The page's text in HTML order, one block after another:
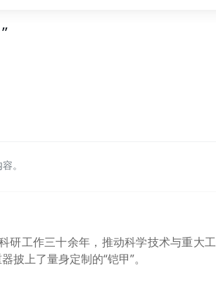
。
研工作三十余年，推动科学技术与重大工
披上了量身定制的“铠甲”。